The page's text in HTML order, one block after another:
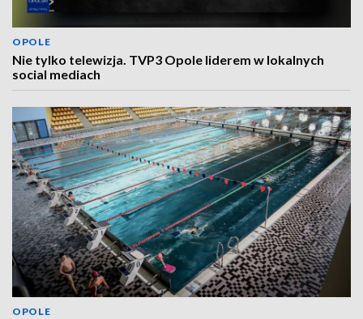
OPOLE
Nie tylko telewizja. TVP3 Opole liderem w lokalnych
social mediach
OPOLE